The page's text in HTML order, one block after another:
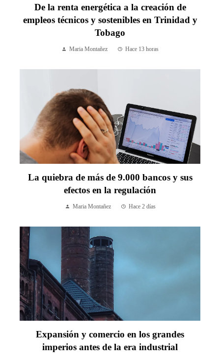
De la renta energética a la creación de
empleos técnicos y sostenibles en Trinidad y
Tobago
Maria Montañez Hace 13 horas
La quiebra de más de 9.000 bancos y sus
efectos en la regulación
Maria Montañez Hace 2 días
Expansión y comercio en los grandes
imperios antes de la era industrial